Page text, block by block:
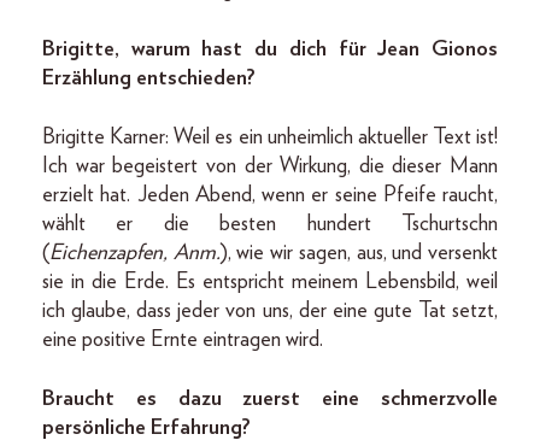
Brigitte, warum hast du dich für Jean Gionos
Erzählung entschieden?
Brigitte Karner: Weil es ein unheimlich aktueller Text ist!
Ich war begeistert von der Wirkung, die dieser Mann
erzielt hat. Jeden Abend, wenn er seine Pfeife raucht,
wählt er die besten hundert Tschurtschn
(Eichenzapfen, Anm.), wie wir sagen, aus, und versenkt
sie in die Erde. Es entspricht meinem Lebensbild, weil
ich glaube, dass jeder von uns, der eine gute Tat setzt,
eine positive Ernte eintragen wird.
Braucht es dazu zuerst eine schmerzvolle
persönliche Erfahrung?